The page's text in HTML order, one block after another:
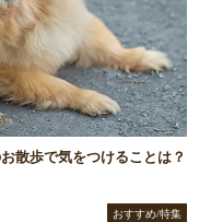
散歩で気をつけることは？
おすすめ/特集